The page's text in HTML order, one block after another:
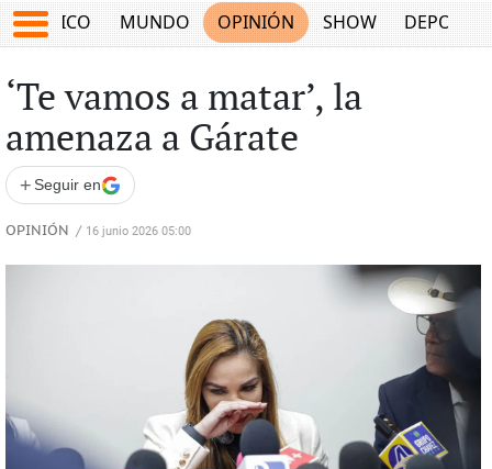
MÉXICO MUNDO OPINIÓN SHOW
‘Te vamos a matar’, la
amenaza a Gárate
+ Seguir en
OPINIÓN / 16 junio 2026 05:00